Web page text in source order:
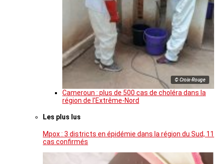
© Croix-Rouge
Cameroun : plus de 500 cas de choléra dans la
région de l’Extrême-Nord
Les plus lus
Mpox : 3 districts en épidémie dans la région du Sud, 11
cas confirmés